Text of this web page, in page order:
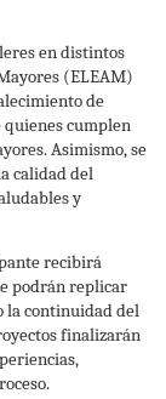
en distintos
(ELEAM)
de
quienes cumplen
Asimismo, se
calidad del
y
recibirá
podrán replicar
la continuidad del
finalizarán